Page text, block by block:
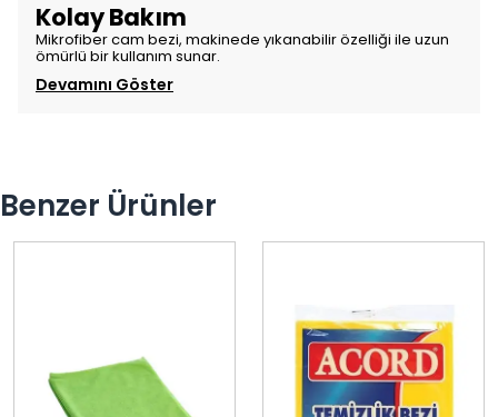
Kolay Bakım
Mikrofiber cam bezi, makinede yıkanabilir özelliği ile uzun
ömürlü bir kullanım sunar.
Devamını Göster
Benzer Ürünler